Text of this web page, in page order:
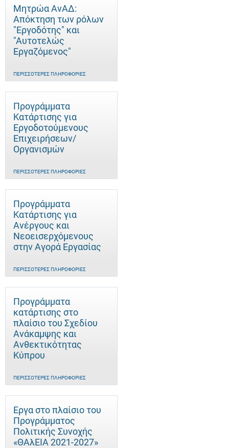
Μητρώα ΑνΑΔ:
Απόκτηση των ρόλων
"Εργοδότης" και
"Αυτοτελώς
Eργαζόμενος"
ΠΕΡΙΣΣΌΤΕΡΕΣ ΠΛΗΡΟΦΟΡΊΕΣ
Προγράμματα
Κατάρτισης για
Εργοδοτούμενους
Επιχειρήσεων/
Οργανισμών
ΠΕΡΙΣΣΌΤΕΡΕΣ ΠΛΗΡΟΦΟΡΊΕΣ
Προγράμματα
Κατάρτισης για
Ανέργους και
Νεοεισερχόμενους
στην Αγορά Εργασίας
ΠΕΡΙΣΣΌΤΕΡΕΣ ΠΛΗΡΟΦΟΡΊΕΣ
Προγράμματα
κατάρτισης στο
πλαίσιο του Σχεδίου
Ανάκαμψης και
Ανθεκτικότητας
Κύπρου
ΠΕΡΙΣΣΌΤΕΡΕΣ ΠΛΗΡΟΦΟΡΊΕΣ
Έργα στο πλαίσιο του
Προγράμματος
Πολιτικής Συνοχής
«ΘΑλΕΙΑ 2021-2027»